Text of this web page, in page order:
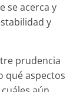
se acerca y
y
prudencia
qué aspectos